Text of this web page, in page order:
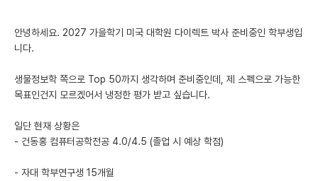
오픈카톡
반도체 아카데미
안녕하세요. 2027 가을학기 미국 대학원 다이렉트 박사 준비중인 학부생입
니다.
생물정보학 쪽으로 Top 50까지 생각하며 준비중인데, 제 스펙으로 가능한
목표인건지 모르겠어서 냉정한 평가 받고 싶습니다.
일단 현재 상황은
- 건동홍 컴퓨터공학전공 4.0/4.5 (졸업 시 예상 학점)
- 자대 학부연구생 15개월